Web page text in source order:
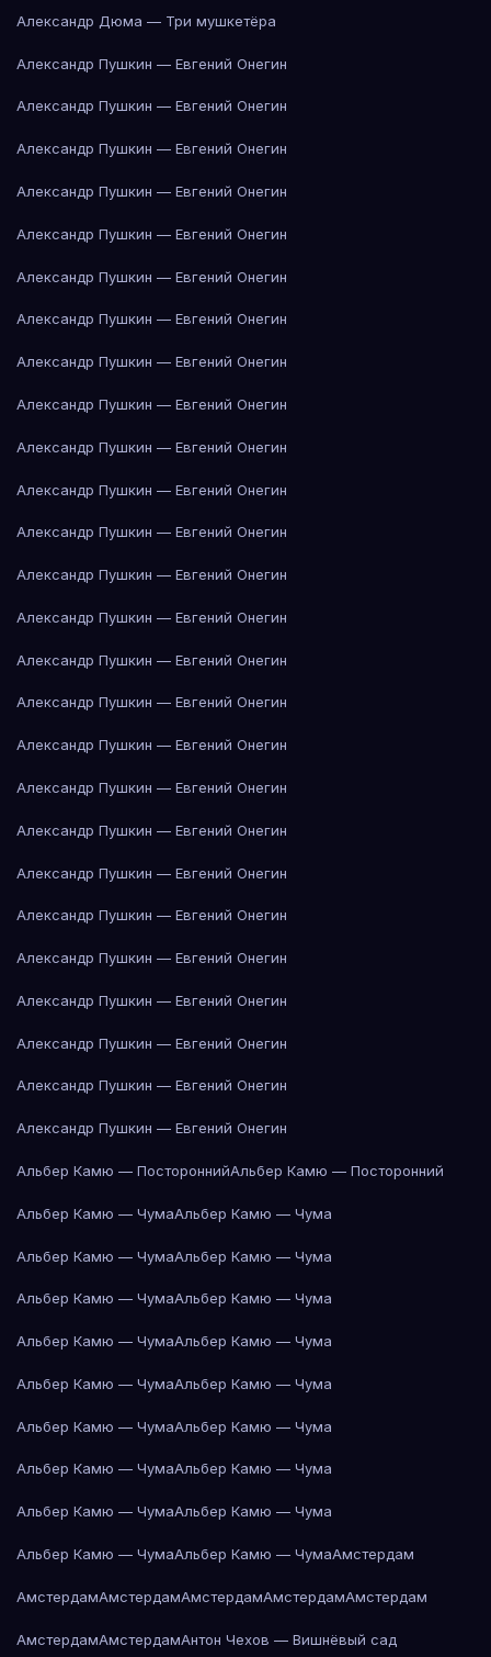
Александр Дюма — Три мушкетёра
Александр Пушкин — Евгений Онегин
Александр Пушкин — Евгений Онегин
Александр Пушкин — Евгений Онегин
Александр Пушкин — Евгений Онегин
Александр Пушкин — Евгений Онегин
Александр Пушкин — Евгений Онегин
Александр Пушкин — Евгений Онегин
Александр Пушкин — Евгений Онегин
Александр Пушкин — Евгений Онегин
Александр Пушкин — Евгений Онегин
Александр Пушкин — Евгений Онегин
Александр Пушкин — Евгений Онегин
Александр Пушкин — Евгений Онегин
Александр Пушкин — Евгений Онегин
Александр Пушкин — Евгений Онегин
Александр Пушкин — Евгений Онегин
Александр Пушкин — Евгений Онегин
Александр Пушкин — Евгений Онегин
Александр Пушкин — Евгений Онегин
Александр Пушкин — Евгений Онегин
Александр Пушкин — Евгений Онегин
Александр Пушкин — Евгений Онегин
Александр Пушкин — Евгений Онегин
Александр Пушкин — Евгений Онегин
Александр Пушкин — Евгений Онегин
Александр Пушкин — Евгений Онегин
Альбер Камю — ПостороннийАльбер Камю — Посторонний
Альбер Камю — ЧумаАльбер Камю — Чума
Альбер Камю — ЧумаАльбер Камю — Чума
Альбер Камю — ЧумаАльбер Камю — Чума
Альбер Камю — ЧумаАльбер Камю — Чума
Альбер Камю — ЧумаАльбер Камю — Чума
Альбер Камю — ЧумаАльбер Камю — Чума
Альбер Камю — ЧумаАльбер Камю — Чума
Альбер Камю — ЧумаАльбер Камю — Чума
Альбер Камю — ЧумаАльбер Камю — ЧумаАмстердам
АмстердамАмстердамАмстердамАмстердамАмстердам
АмстердамАмстердамАнтон Чехов — Вишнёвый сад